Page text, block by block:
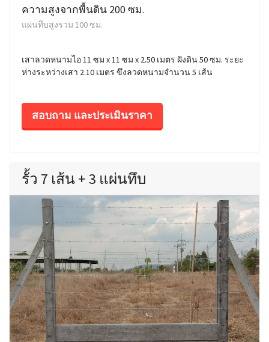
ความสูงจากพื้นดิน 200 ซม.
แผ่นทึบสูงรวม 100 ซม.
เสาลวดหนามไอ 11 ซม x 11 ซม x 2.50 เมตร ฝังดิน 50 ซม. ระยะ
ห่างระหว่างเสา 2.10 เมตร ขึงลวดหนามจำนวน 5 เส้น
สอบถาม และประเมินราคา
รั้ว 7 เส้น + 3 แผ่นทึบ